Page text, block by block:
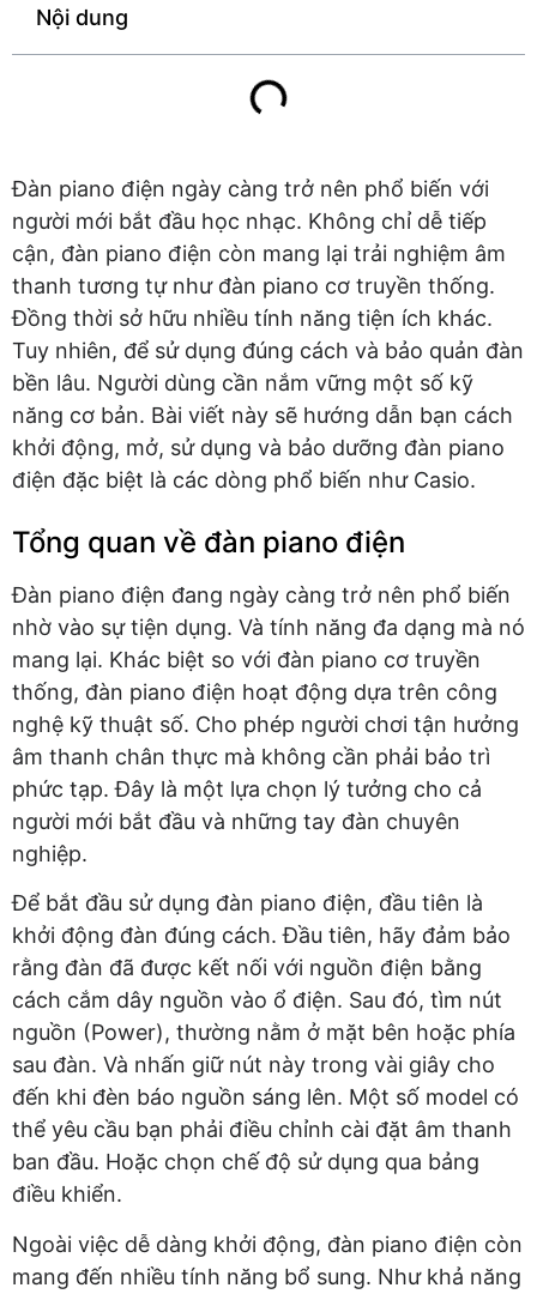
Nội dung
Đàn piano điện ngày càng trở nên phổ biến với
người mới bắt đầu học nhạc. Không chỉ dễ tiếp
cận, đàn piano điện còn mang lại trải nghiệm âm
thanh tương tự như đàn piano cơ truyền thống.
Đồng thời sở hữu nhiều tính năng tiện ích khác.
Tuy nhiên, để sử dụng đúng cách và bảo quản đàn
bền lâu. Người dùng cần nắm vững một số kỹ
năng cơ bản. Bài viết này sẽ hướng dẫn bạn cách
khởi động, mở, sử dụng và bảo dưỡng đàn piano
điện đặc biệt là các dòng phổ biến như Casio.
Tổng quan về đàn piano điện
Đàn piano điện đang ngày càng trở nên phổ biến
nhờ vào sự tiện dụng. Và tính năng đa dạng mà nó
mang lại. Khác biệt so với đàn piano cơ truyền
thống, đàn piano điện hoạt động dựa trên công
nghệ kỹ thuật số. Cho phép người chơi tận hưởng
âm thanh chân thực mà không cần phải bảo trì
phức tạp. Đây là một lựa chọn lý tưởng cho cả
người mới bắt đầu và những tay đàn chuyên
nghiệp.
Để bắt đầu sử dụng đàn piano điện, đầu tiên là
khởi động đàn đúng cách. Đầu tiên, hãy đảm bảo
rằng đàn đã được kết nối với nguồn điện bằng
cách cắm dây nguồn vào ổ điện. Sau đó, tìm nút
nguồn (Power), thường nằm ở mặt bên hoặc phía
sau đàn. Và nhấn giữ nút này trong vài giây cho
đến khi đèn báo nguồn sáng lên. Một số model có
thể yêu cầu bạn phải điều chỉnh cài đặt âm thanh
ban đầu. Hoặc chọn chế độ sử dụng qua bảng
điều khiển.
Ngoài việc dễ dàng khởi động, đàn piano điện còn
mang đến nhiều tính năng bổ sung. Như khả năng